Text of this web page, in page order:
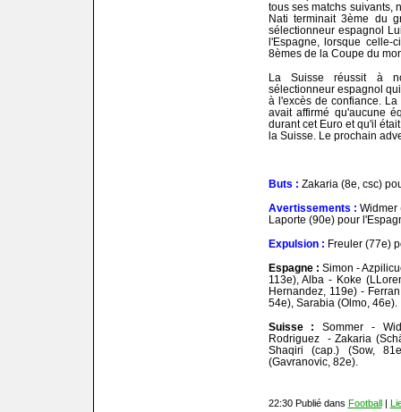
tous ses matchs suivants,
Nati terminait 3ème du
sélectionneur espagnol
l'Espagne, lorsque celle-
8èmes de la Coupe du
La Suisse réussit à
sélectionneur espagnol
à l'excès de confiance.
avait affirmé qu'aucune
durant cet Euro et qu'il
la Suisse. Le prochain
Buts : Zakaria (8e, csc)
Avertissements : Widmer
Laporte (90e) pour
Expulsion : Freuler (77e)
Espagne : Simon -
113e), Alba - Koke
Hernandez, 119e) -
54e), Sarabia (Olmo, 46e).
Suisse :Sommer -
Rodriguez - Zakaria
Shaqiri (cap.) (Sow,
(Gavranovic, 82e).
22:30 Publié dans Football|